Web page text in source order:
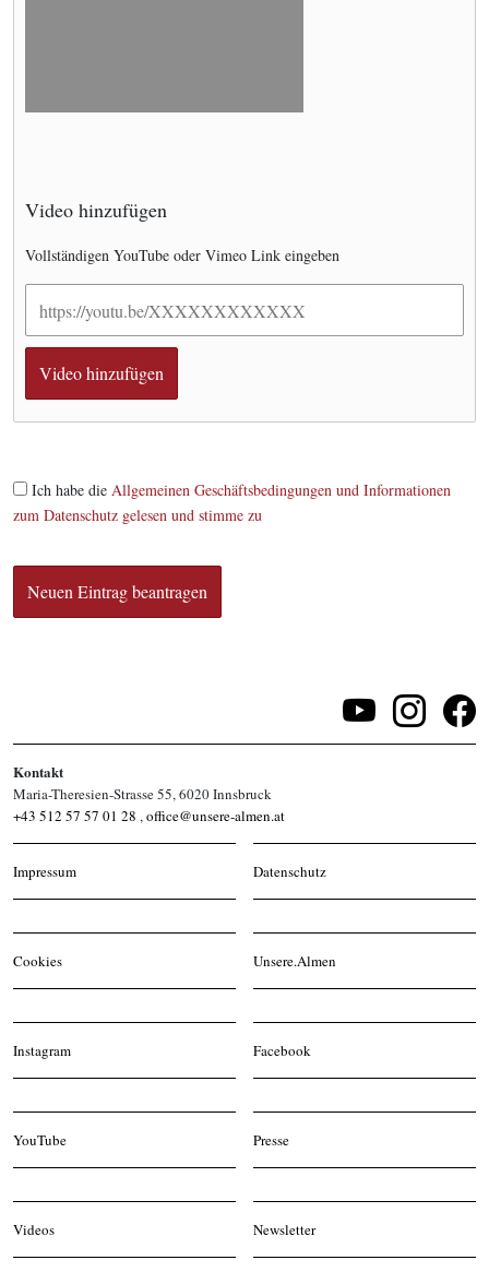
Video hinzufügen
Vollständigen YouTube oder Vimeo Link eingeben
Ich habe die Allgemeinen Geschäftsbedingungen und Informationen
zum Datenschutz gelesen und stimme zu
Kontakt
Maria-Theresien-Strasse 55, 6020 Innsbruck
+43 512 57 57 01 28 ,office@unsere-almen.at
Impressum Datenschutz
Cookies Unsere.Almen
Instagram Facebook
YouTube Presse
Videos Newsletter